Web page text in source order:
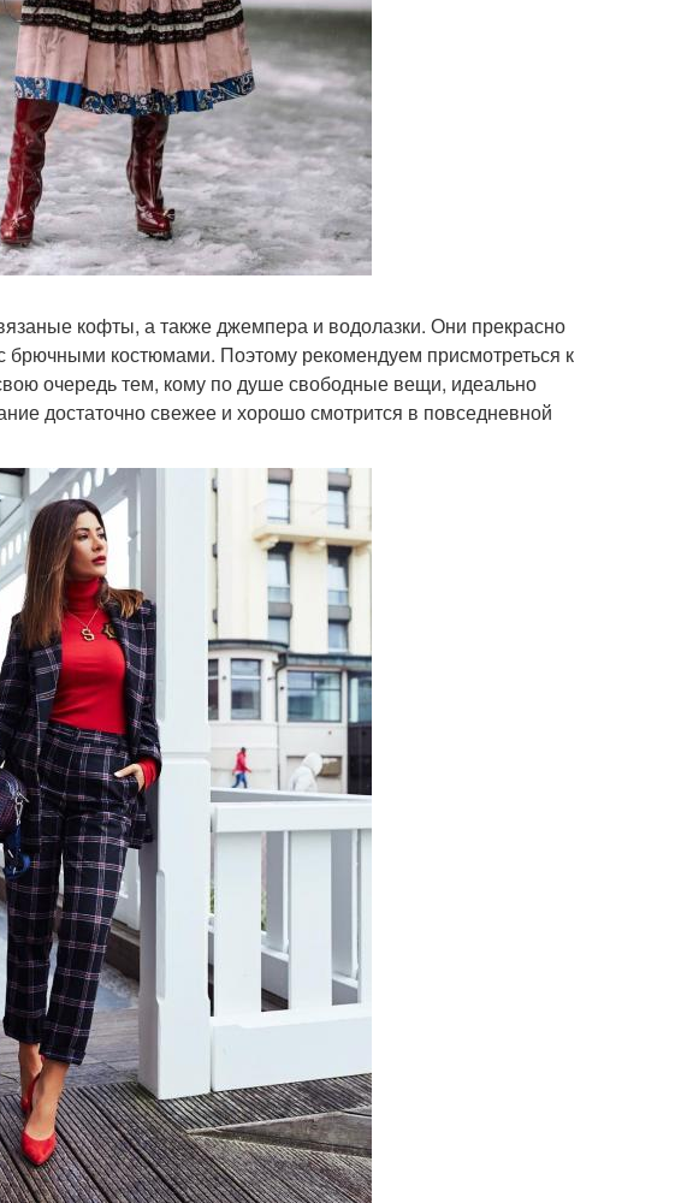
кофты, а также джемпера и водолазки. Они прекрасно
брючными костюмами. Поэтому рекомендуем присмотреться к
очередь тем, кому по душе свободные вещи, идеально
достаточно свежее и хорошо смотрится в повседневной